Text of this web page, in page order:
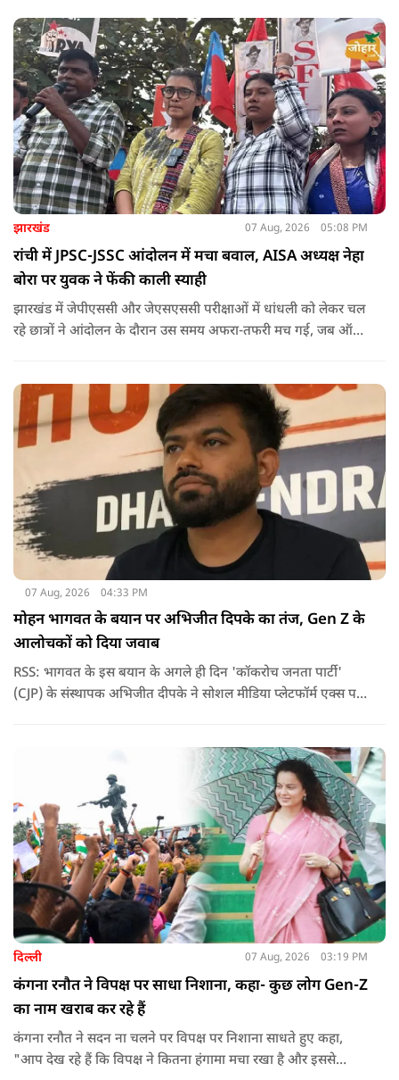
झारखंड 07 Aug, 2026 05:08 PM
रांची में JPSC-JSSC आंदोलन में मचा बवाल, AISA अध्यक्ष नेहा
बोरा पर युवक ने फेंकी काली स्याही
झारखंड में जेपीएससी और जेएसएससी परीक्षाओं में धांधली को लेकर चल
रहे छात्रों ने आंदोलन के दौरान उस समय अफरा-तफरी मच गई, जब ऑल
07 Aug, 2026 04:33 PM
मोहन भागवत के बयान पर अभिजीत दिपके का तंज, Gen Z के
आलोचकों को दिया जवाब
RSS: भागवत के इस बयान के अगले ही दिन 'कॉकरोच जनता पार्टी'
(CJP) के संस्थापक अभिजीत दीपके ने सोशल मीडिया प्लेटफॉर्म एक्स पर
दिल्ली 07 Aug, 2026 03:19 PM
कंगना रनौत ने विपक्ष पर साधा निशाना, कहा- कुछ लोग Gen-Z
का नाम खराब कर रहे हैं
कंगना रनौत ने सदन ना चलने पर विपक्ष पर निशाना साधते हुए कहा,
"आप देख रहे हैं कि विपक्ष ने कितना हंगामा मचा रखा है और इससे